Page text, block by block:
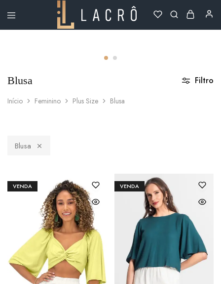
Lacrô
Blusa
Início Feminino Plus Size Blusa
Filtro
Blusa
VENDA VENDA